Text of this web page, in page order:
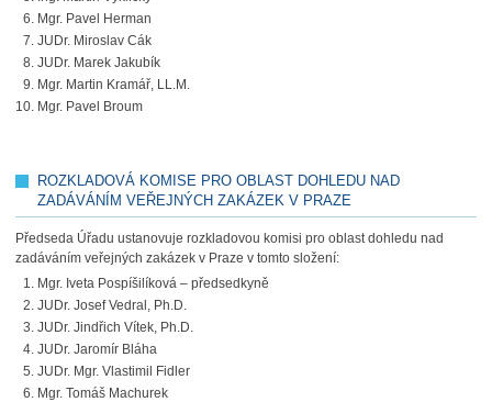
Mgr. Pavel Herman
JUDr. Miroslav Cák
JUDr. Marek Jakubík
Mgr. Martin Kramář, LL.M.
Mgr. Pavel Broum
ROZKLADOVÁ KOMISE PRO OBLAST DOHLEDU NAD
ZADÁVÁNÍM VEŘEJNÝCH ZAKÁZEK V PRAZE
Předseda Úřadu ustanovuje rozkladovou komisi pro oblast dohledu nad
zadáváním veřejných zakázek v Praze v tomto složení:
Mgr. Iveta Pospíšilíková – předsedkyně
JUDr. Josef Vedral, Ph.D.
JUDr. Jindřich Vítek, Ph.D.
JUDr. Jaromír Bláha
JUDr. Mgr. Vlastimil Fidler
Mgr. Tomáš Machurek